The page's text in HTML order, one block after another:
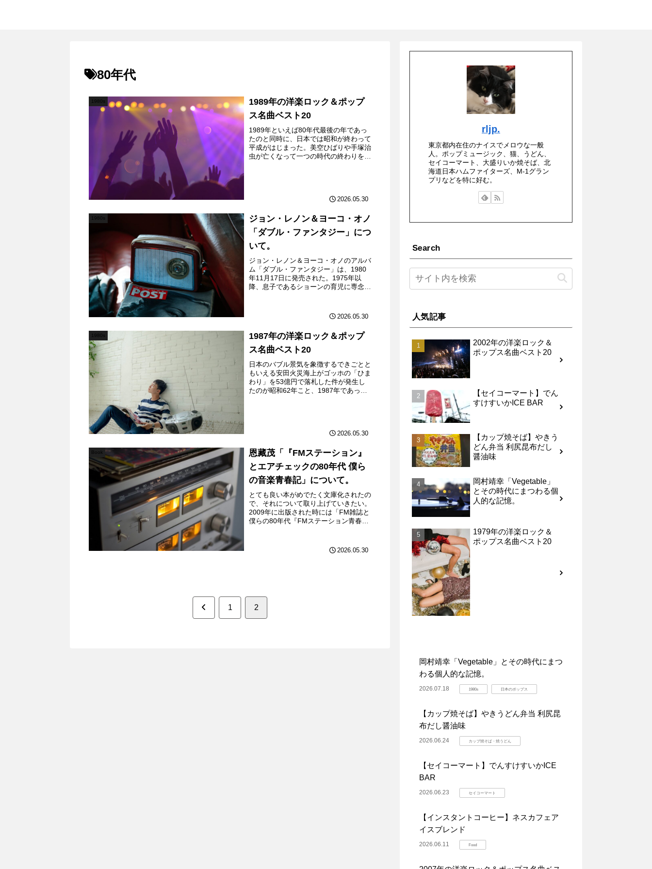
80年代
1980s
1989年の洋楽ロック＆ポップ
ス名曲ベスト20
1989年といえば80年代最後の年であっ
たのと同時に、日本では昭和が終わって
平成がはじまった。美空ひばりや手塚治
虫が亡くなって一つの時代の終わりを感
2026.05.30
1980s
ジョン・レノン＆ヨーコ・オノ
「ダブル・ファンタジー」につ
いて。
ジョン・レノン＆ヨーコ・オノのアルバ
ム「ダブル・ファンタジー」は、1980
年11月17日に発売された。1975年以
降、息子であるショーンの育児に専念し
2026.05.30
1980s
1987年の洋楽ロック＆ポップ
ス名曲ベスト20
日本のバブル景気を象徴するできごとと
もいえる安田火災海上がゴッホの「ひま
わり」を53億円で落札した件が発生し
たのが昭和62年こと、1987年であっ
2026.05.30
Book
恩藏茂「『FMステーション』
とエアチェックの80年代 僕ら
の音楽青春記」について。
とても良い本がめでたく文庫化されたの
で、それについて取り上げていきたい。
2009年に出版された時には「FM雑誌と
僕らの80年代『FMステーション青春
2026.05.30
前 1 2
rljp.
東京都内在住のナイスでメロウな一般
人。ポップミュージック、猫、うどん、
セイコーマート、大盛りいか焼そば、北
海道日本ハムファイターズ、M-1グラン
プリなどを特に好む。
Search
人気記事
2002年の洋楽ロック＆
ポップス名曲ベスト20
【セイコーマート】でん
すけすいかICE BAR
【カップ焼そば】やきう
どん弁当 利尻昆布だし
醤油味
岡村靖幸「Vegetable」
とその時代にまつわる個
人的な記憶。
1979年の洋楽ロック＆
ポップス名曲ベスト20
岡村靖幸「Vegetable」とその時代にまつ
わる個人的な記憶。
2026.07.18 1980s 日本のポップス
【カップ焼そば】やきうどん弁当 利尻昆
布だし醤油味
2026.06.24 カップ焼そば・焼うどん
【セイコーマート】でんすけすいかICE
BAR
2026.06.23 セイコーマート
【インスタントコーヒー】ネスカフェア
イスブレンド
2026.06.11 Food